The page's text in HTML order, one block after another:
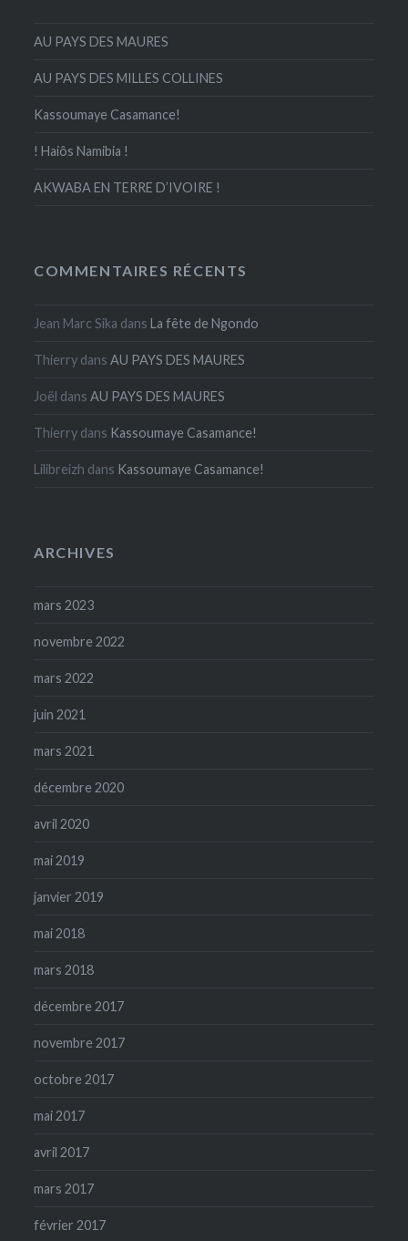
AU PAYS DES MAURES
AU PAYS DES MILLES COLLINES
Kassoumaye Casamance!
! Haiôs Namibia !
AKWABA EN TERRE D’IVOIRE !
COMMENTAIRES RÉCENTS
Jean Marc Sika dansLa fête de Ngondo
Thierry dansAU PAYS DES MAURES
Joël dansAU PAYS DES MAURES
Thierry dans Kassoumaye Casamance!
Lilibreizh dans Kassoumaye Casamance!
ARCHIVES
mars 2023
novembre 2022
mars 2022
juin 2021
mars 2021
décembre 2020
avril 2020
mai 2019
janvier 2019
mai 2018
mars 2018
décembre 2017
novembre 2017
octobre 2017
mai 2017
avril 2017
mars 2017
février 2017